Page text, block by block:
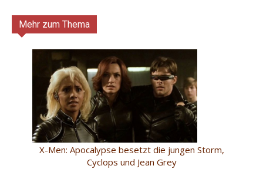
Mehr zum Thema
X-Men: Apocalypse besetzt die jungen Storm,
Cyclops und Jean Grey